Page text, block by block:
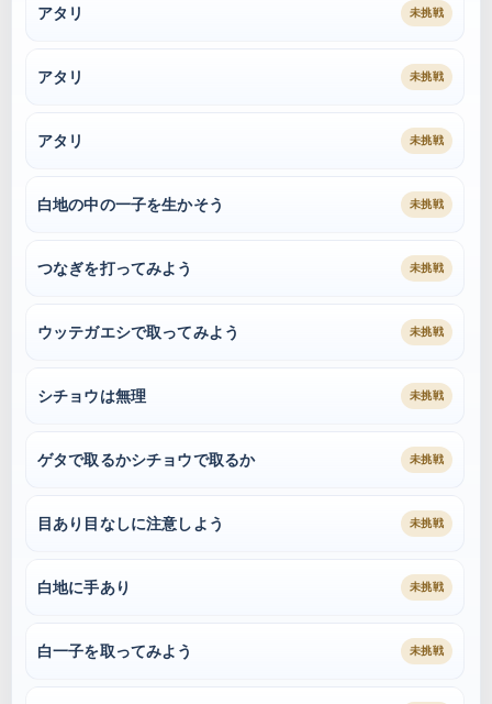
アタリ 未挑戦
アタリ 未挑戦
アタリ 未挑戦
白地の中の一子を生かそう 未挑戦
つなぎを打ってみよう 未挑戦
ウッテガエシで取ってみよう 未挑戦
シチョウは無理 未挑戦
ゲタで取るかシチョウで取るか 未挑戦
目あり目なしに注意しよう 未挑戦
白地に手あり 未挑戦
白一子を取ってみよう 未挑戦